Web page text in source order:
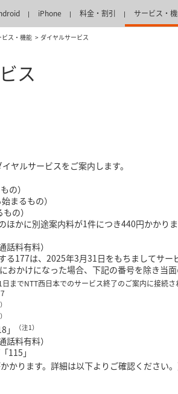
iPhone 料金・割引 サービス・
ビス・機能 ダイヤルサービス
ス
ヤルサービスをご案内します。
の）
まるもの）
の）
かに別途案内料が1件につき440円かかりま
料有料）
る177は、2025年3月31日をもちましてサー
おかけになった場合、下記の番号を除き当
までNTT西日本でのサービス終了のご案内に接続さ
（注1）
料有料）
115」
かります。詳細は以下よりご確認ください。